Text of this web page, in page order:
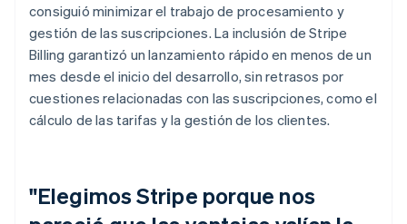
consiguió minimizar el trabajo de procesamiento y
gestión de las suscripciones. La inclusión de Stripe
Billing garantizó un lanzamiento rápido en menos de un
mes desde el inicio del desarrollo, sin retrasos por
cuestiones relacionadas con las suscripciones, como el
cálculo de las tarifas y la gestión de los clientes.
"Elegimos Stripe porque nos